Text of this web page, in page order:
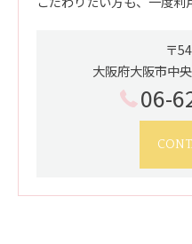
〒
大阪府大阪市中
06-